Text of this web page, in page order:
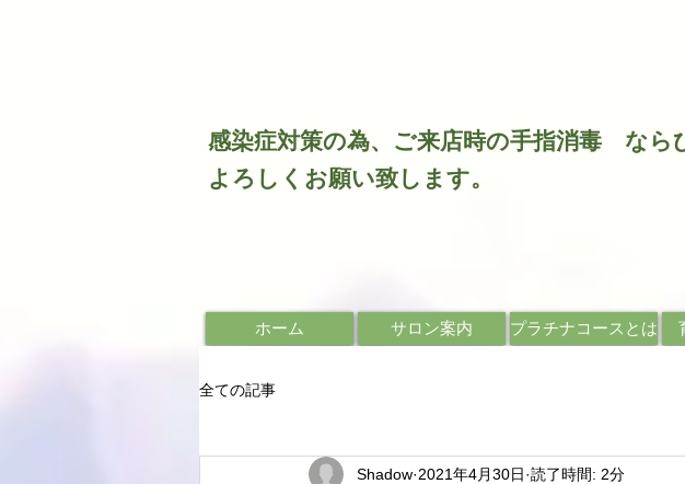
感染症対策の為、ご来店時の手指消毒 な
よろしくお願い致します。​
ホーム サロン案内 プラチナコースとは
全ての記事
Shadow 2021年4月30日 読了時間: 2分